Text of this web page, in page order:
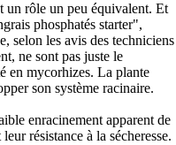
un rôle un peu équivalent. Et
phosphatés starter",
selon les avis des techniciens
ne sont pas juste le
en mycorhizes. La plante
son système racinaire.
enracinement apparent de
résistance à la sécheresse.